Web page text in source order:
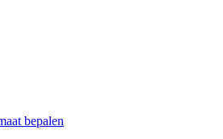
bepalen